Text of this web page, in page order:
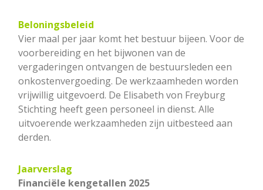
Beloningsbeleid
Vier maal per jaar komt het bestuur bijeen. Voor de
voorbereiding en het bijwonen van de
vergaderingen ontvangen de bestuursleden een
onkostenvergoeding. De werkzaamheden worden
vrijwillig uitgevoerd. De Elisabeth von Freyburg
Stichting heeft geen personeel in dienst. Alle
uitvoerende werkzaamheden zijn uitbesteed aan
derden.
Jaarverslag
Financiële kengetallen 2025